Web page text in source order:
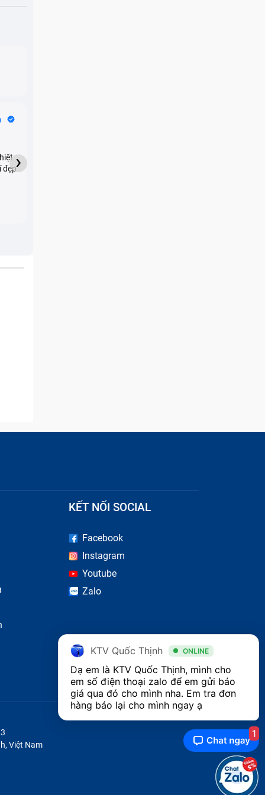
đẹp›
KẾT NỐI SOCIAL
Facebook
Instagram
Youtube
Zalo
Việt Nam
KTV Quốc Thịnh ONLINE
Dạ em là KTV Quốc Thịnh, mình cho
em số điện thoại zalo để em gửi báo
giá qua đó cho mình nha. Em tra đơn
hàng báo lại cho mình ngay ạ
1